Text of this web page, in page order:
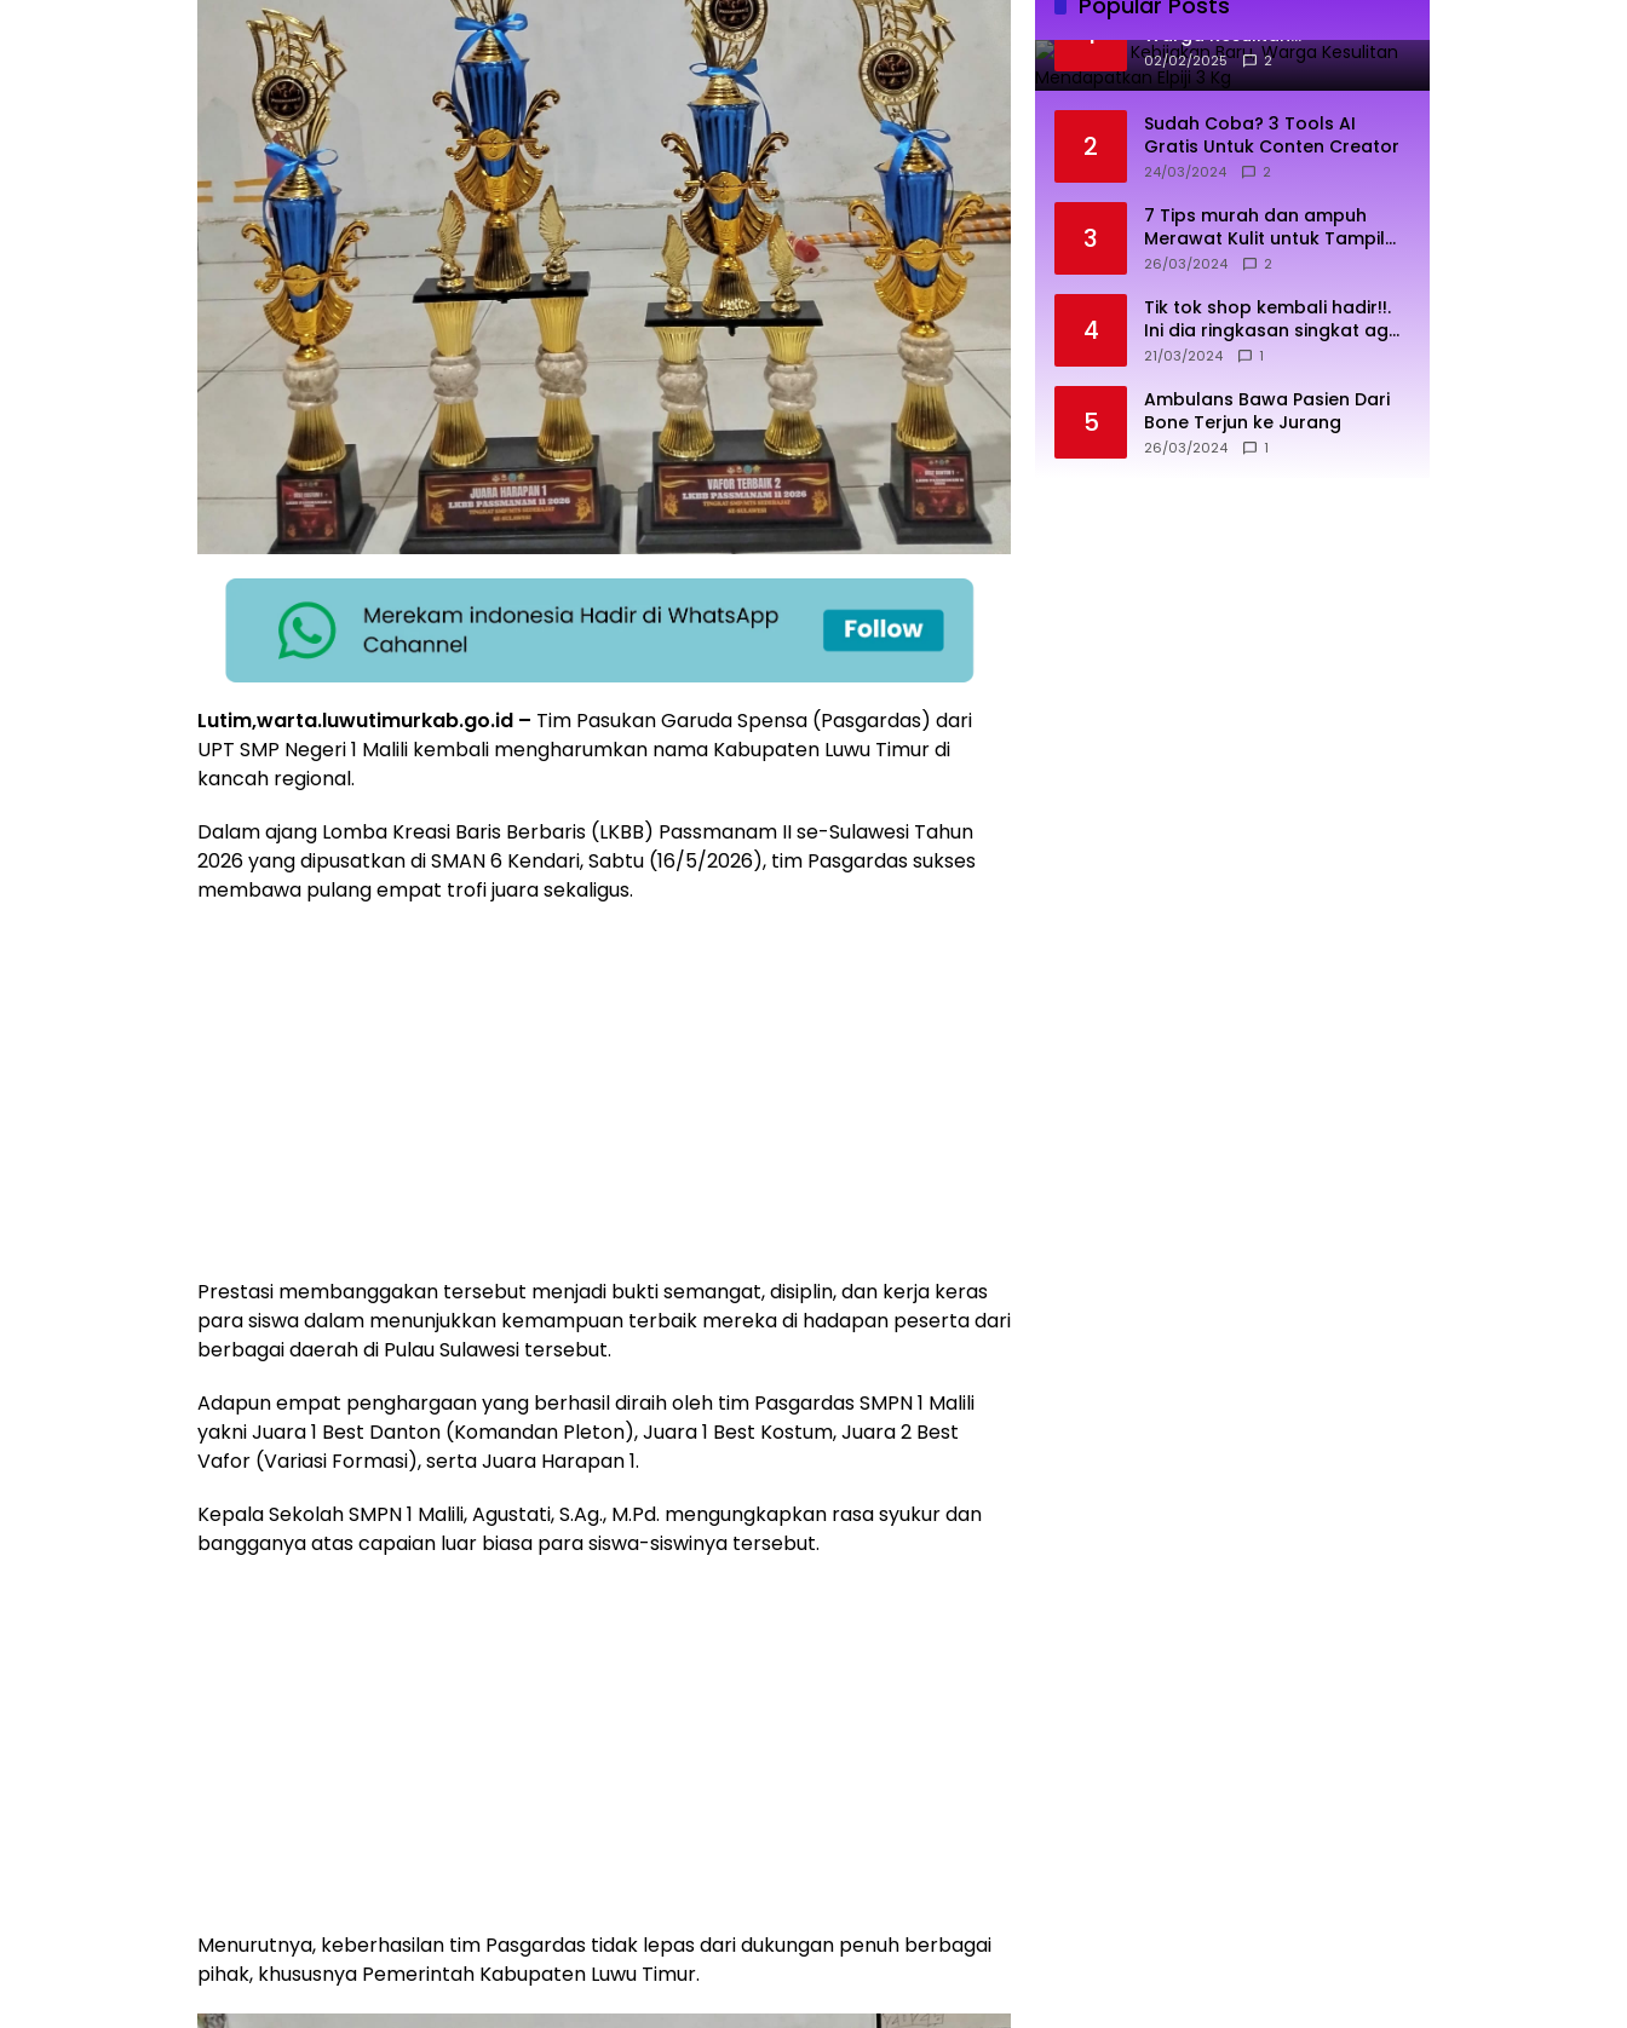
Lutim,warta.luwutimurkab.go.id – Tim Pasukan Garuda Spensa (Pasgardas) dari
UPT SMP Negeri 1 Malili kembali mengharumkan nama Kabupaten Luwu Timur di
kancah regional.
Dalam ajang Lomba Kreasi Baris Berbaris (LKBB) Passmanam II se-Sulawesi Tahun
2026 yang dipusatkan di SMAN 6 Kendari, Sabtu (16/5/2026), tim Pasgardas sukses
membawa pulang empat trofi juara sekaligus.
Prestasi membanggakan tersebut menjadi bukti semangat, disiplin, dan kerja keras
para siswa dalam menunjukkan kemampuan terbaik mereka di hadapan peserta dari
berbagai daerah di Pulau Sulawesi tersebut.
Adapun empat penghargaan yang berhasil diraih oleh tim Pasgardas SMPN 1 Malili
yakni Juara 1 Best Danton (Komandan Pleton), Juara 1 Best Kostum, Juara 2 Best
Vafor (Variasi Formasi), serta Juara Harapan 1.
Kepala Sekolah SMPN 1 Malili, Agustati, S.Ag., M.Pd. mengungkapkan rasa syukur dan
bangganya atas capaian luar biasa para siswa-siswinya tersebut.
Menurutnya, keberhasilan tim Pasgardas tidak lepas dari dukungan penuh berbagai
pihak, khususnya Pemerintah Kabupaten Luwu Timur.
1
Dampak Kebijakan Baru,
Warga Kesulitan
Mendapatkan Elpiji 3 Kg
02/02/2025 2
2
Sudah Coba? 3 Tools AI
Gratis Untuk Conten Creator
24/03/2024 2
3
7 Tips murah dan ampuh
Merawat Kulit untuk Tampil
Sehat dan Cerah
26/03/2024 2
4
Tik tok shop kembali hadir!!.
Ini dia ringkasan singkat agar
penjualan lebih sukses
21/03/2024 1
5
Ambulans Bawa Pasien Dari
Bone Terjun ke Jurang
26/03/2024 1